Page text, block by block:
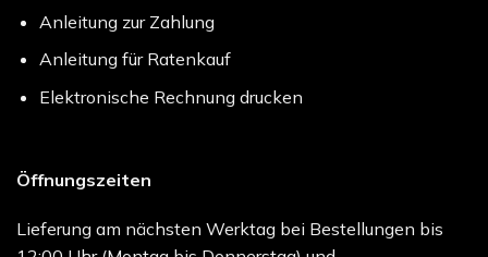
Anleitung zur Zahlung
Anleitung für Ratenkauf
Elektronische Rechnung drucken
Öffnungszeiten
Lieferung am nächsten Werktag bei Bestellungen bis